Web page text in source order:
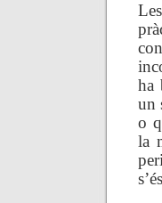
ha
un
o
la